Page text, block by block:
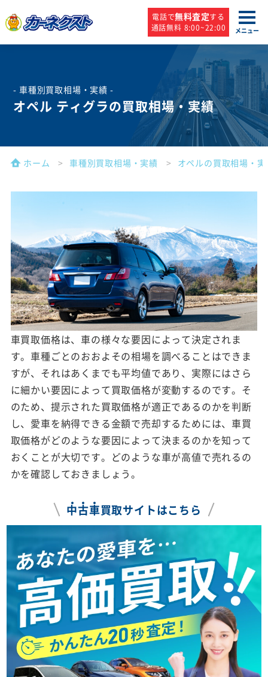
電話で無料査定する
通話無料 8:00~22:00
メニュー
- 車種別買取相場・実績 -
オペル ティグラの買取相場・実績
ホーム 車種別買取相場・実績 オペルの買取相場・
車買取価格は、車の様々な要因によって決定されま
す。車種ごとのおおよその相場を調べることはできま
すが、それはあくまでも平均値であり、実際にはさら
に細かい要因によって買取価格が変動するのです。そ
のため、提示された買取価格が適正であるのかを判断
し、愛車を納得できる金額で売却するためには、車買
取価格がどのような要因によって決まるのかを知って
おくことが大切です。どのような車が高値で売れるの
かを確認しておきましょう。
中古車買取サイトはこちら